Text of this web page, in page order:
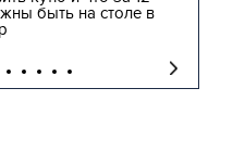
трогательные